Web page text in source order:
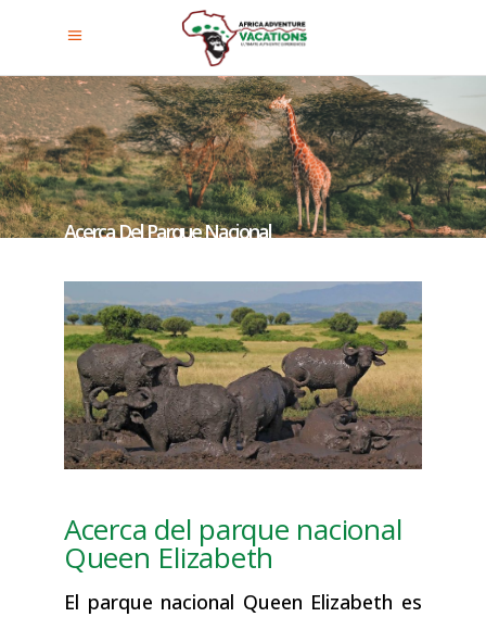
Acerca Del Parque Nacional
Queen Elizabeth
Acerca del parque nacional
Queen Elizabeth
El parque nacional Queen Elizabeth es